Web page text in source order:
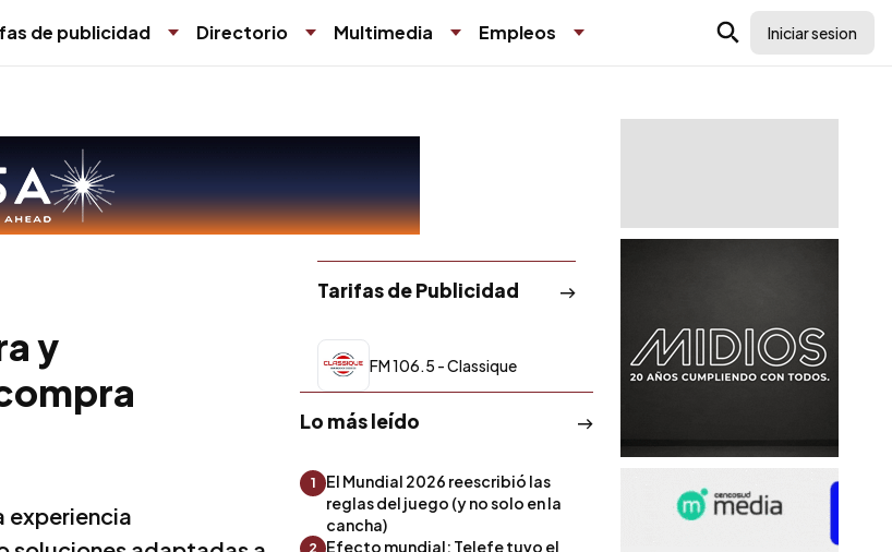
de publicidad Directorio Multimedia Empleos Iniciar sesion
y
experiencia
Tarifas de Publicidad
FM 106.5 - Classique
Lo más leído
1
El Mundial 2026 reescribió las
reglas del juego (y no solo en la
cancha)
2
Efecto mundial: Telefe tuvo el